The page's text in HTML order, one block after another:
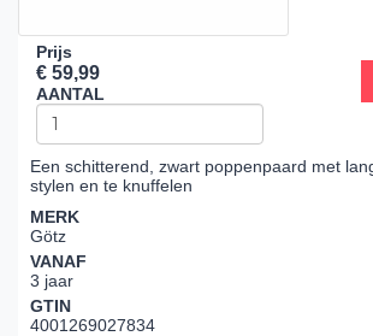
Prijs
€ 59,99
AANTAL
Een schitterend, zwart poppenpaard met
stylen en te knuffelen
MERK
Götz
VANAF
3 jaar
GTIN
4001269027834